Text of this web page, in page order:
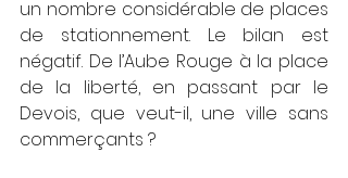
un nombre considérable de places
de stationnement. Le bilan est
négatif. De l’Aube Rouge à la place
de la liberté, en passant par le
Devois, que veut-il, une ville sans
commerçants ?